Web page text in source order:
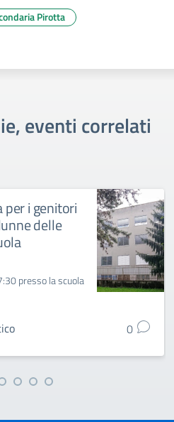
Pirotta
eventi correlati
i genitori
delle
presso la scuola
0